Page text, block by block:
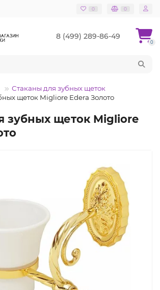
0 0
8 (499) 289-86-49
0
Стаканы для зубных щеток
щеток Migliore Edera Золото
зубных щеток Migliore